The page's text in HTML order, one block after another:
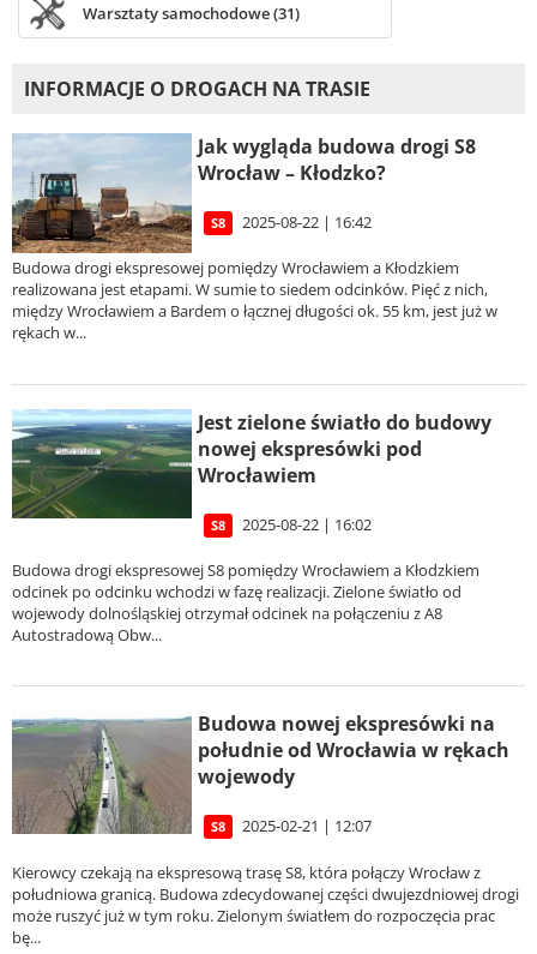
Warsztaty samochodowe (31)
INFORMACJE O DROGACH NA TRASIE
Jak wygląda budowa drogi S8
Wrocław – Kłodzko?
S8 2025-08-22 | 16:42
Budowa drogi ekspresowej pomiędzy Wrocławiem a Kłodzkiem
realizowana jest etapami. W sumie to siedem odcinków. Pięć z nich,
między Wrocławiem a Bardem o łącznej długości ok. 55 km, jest już w
rękach w...
Jest zielone światło do budowy
nowej ekspresówki pod
Wrocławiem
S8 2025-08-22 | 16:02
Budowa drogi ekspresowej S8 pomiędzy Wrocławiem a Kłodzkiem
odcinek po odcinku wchodzi w fazę realizacji. Zielone światło od
wojewody dolnośląskiej otrzymał odcinek na połączeniu z A8
Autostradową Obw...
Budowa nowej ekspresówki na
południe od Wrocławia w rękach
wojewody
S8 2025-02-21 | 12:07
Kierowcy czekają na ekspresową trasę S8, która połączy Wrocław z
południowa granicą. Budowa zdecydowanej części dwujezdniowej drogi
może ruszyć już w tym roku. Zielonym światłem do rozpoczęcia prac
bę...